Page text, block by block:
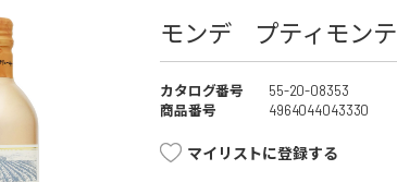
モンデ プティモンテ
カタログ番号
55-20-08353
商品番号
4964044043330
マイリストに登録する